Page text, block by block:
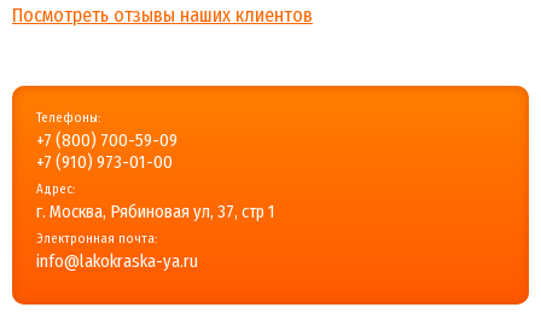
Посмотреть отзывы наших клиентов
Телефоны:
+7 (800) 700-59-09
+7 (910) 973-01-00
Адрес:
г. Москва, Рябиновая ул, 37, стр 1
Электронная почта:
info@lakokraska-ya.ru